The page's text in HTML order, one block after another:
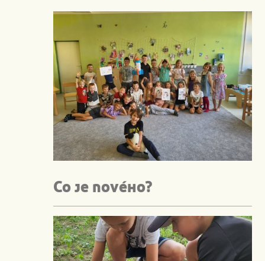
Co je nového?